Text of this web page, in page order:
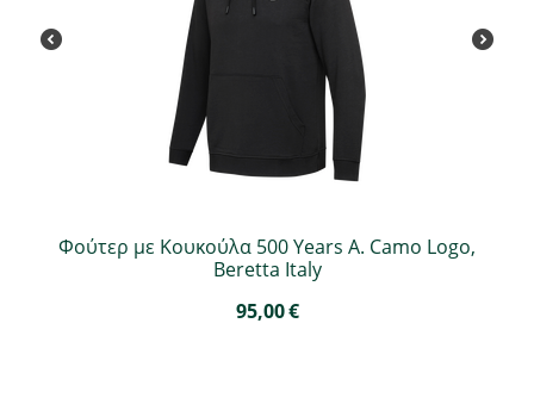
Φούτερ με Κουκούλα 500 Years A. Camo Logo,
Beretta Italy
95,00€